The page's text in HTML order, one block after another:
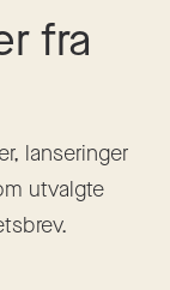
fra
lanseringer
utvalgte